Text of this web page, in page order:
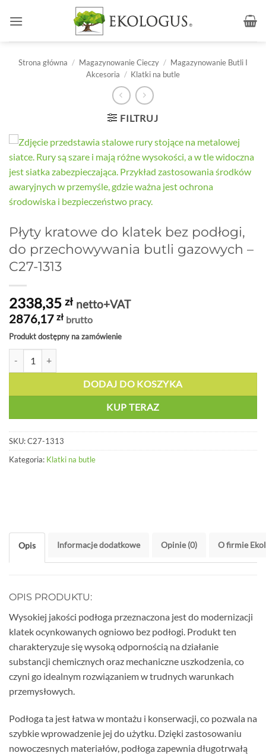
Strona główna / Magazynowanie Cieczy / Magazynowanie Butli I
Akcesoria / Klatki na butle
FILTRUJ
Płyty kratowe do klatek bez podłogi,
do przechowywania butli gazowych –
C27-1313
2338,35 zł netto+VAT
2876,17 zł brutto
Produkt dostępny na zamówienie
DODAJ DO KOSZYKA
KUP TERAZ
SKU:C27-1313
Kategoria: Klatki na butle
Opis Informacje dodatkowe Opinie (0) O firmie
OPIS PRODUKTU:
Wysokiej jakości podłoga przeznaczona jest do modernizacji
klatek ocynkowanych ogniowo bez podłogi. Produkt ten
charakteryzuje się wysoką odpornością na działanie
substancji chemicznych oraz mechaniczne uszkodzenia, co
czyni go idealnym rozwiązaniem w trudnych warunkach
przemysłowych.
Podłoga ta jest łatwa w montażu i konserwacji, co pozwala na
szybkie wprowadzenie jej do użytku. Dzięki zastosowaniu
nowoczesnych materiałów, podłoga zapewnia długotrwałą